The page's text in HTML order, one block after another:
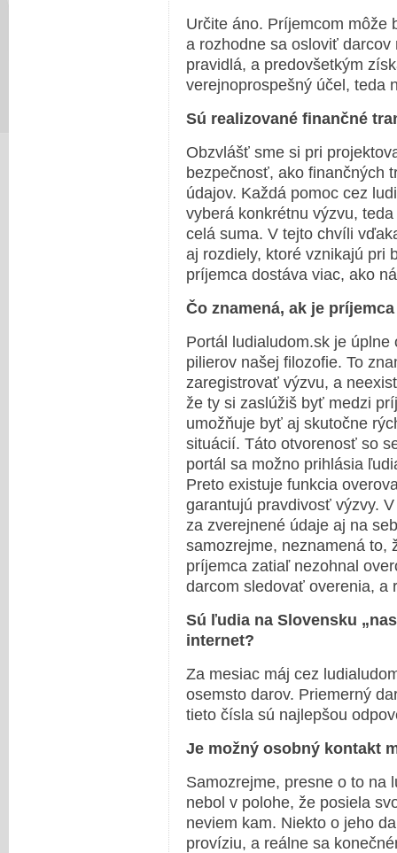
Určite áno. Príjemcom môže
a rozhodne sa osloviť
pravidlá, a predovšetkým
verejnoprospešný účel, teda
Sú realizované finančné
Obzvlášť sme si pri
bezpečnosť, ako finančných
údajov. Každá pomoc cez
vyberá konkrétnu výzvu,
celá suma. V tejto chvíli
aj rozdiely, ktoré vznikajú pri
príjemca dostáva viac, ako
Čo znamená, ak je
Portál ludialudom.sk je
pilierov našej filozofie. To
zaregistrovať výzvu, a
že ty si zaslúžiš byť medzi
umožňuje byť aj skutočne
situácií. Táto otvorenosť so
portál sa možno prihlásia
Preto existuje funkcia
garantujú pravdivosť výzvy.
za zverejnené údaje aj na
samozrejme, neznamená to,
príjemca zatiaľ nezohnal
darcom sledovať overenia, a
Sú ľudia na Slovensku
internet?
Za mesiac máj cez
osemsto darov. Priemerný
tieto čísla sú najlepšou
Je možný osobný kontakt
Samozrejme, presne o to na
nebol v polohe, že posiela
neviem kam. Niekto o jeho
províziu, a reálne sa